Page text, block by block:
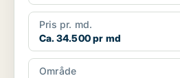
Pris pr. md.
Ca. 34.500 pr md
Område